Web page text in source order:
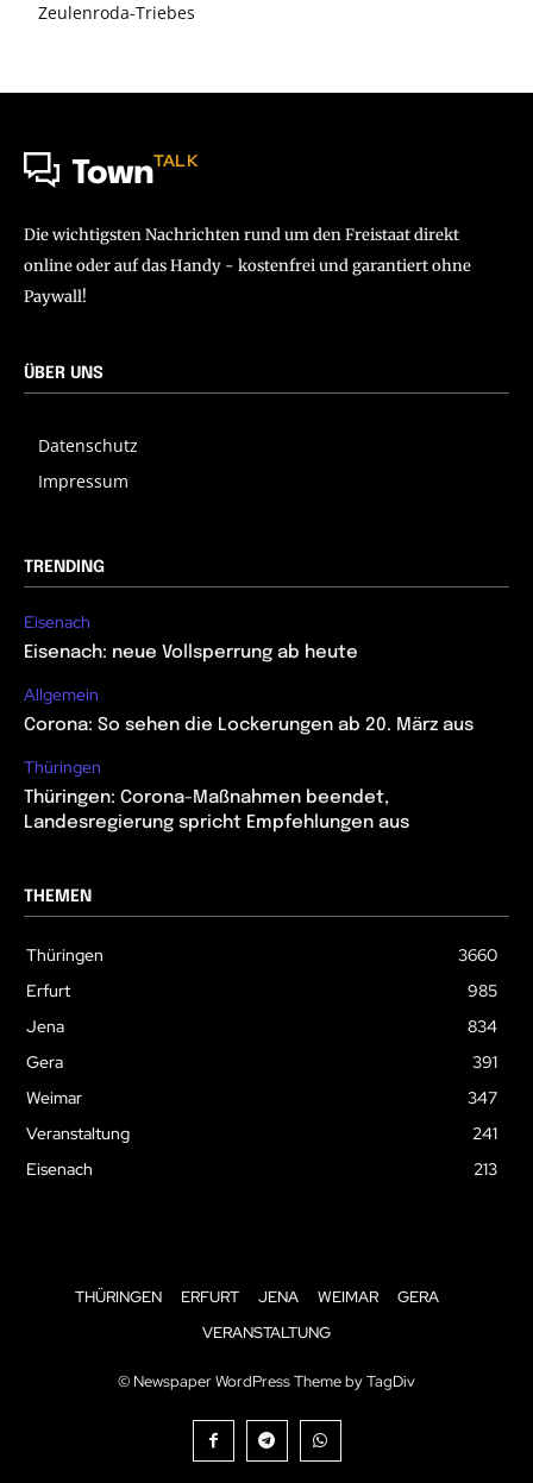
Zeulenroda-Triebes
TownTALK
Die wichtigsten Nachrichten rund um den Freistaat direkt
online oder auf das Handy - kostenfrei und garantiert ohne
Paywall!
ÜBER UNS
Datenschutz
Impressum
TRENDING
Eisenach
Eisenach: neue Vollsperrung ab heute
Allgemein
Corona: So sehen die Lockerungen ab 20. März aus
Thüringen
Thüringen: Corona-Maßnahmen beendet,
Landesregierung spricht Empfehlungen aus
THEMEN
Thüringen
3660
Erfurt
985
Jena
834
Gera
391
Weimar
347
Veranstaltung
241
Eisenach
213
THÜRINGEN ERFURT JENA WEIMAR
GERA
VERANSTALTUNG
© Newspaper WordPress Theme by TagDiv